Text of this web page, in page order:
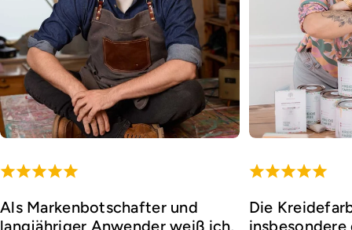
Als Markenbotschafter und
langjähriger Anwender weiß ich,
Die